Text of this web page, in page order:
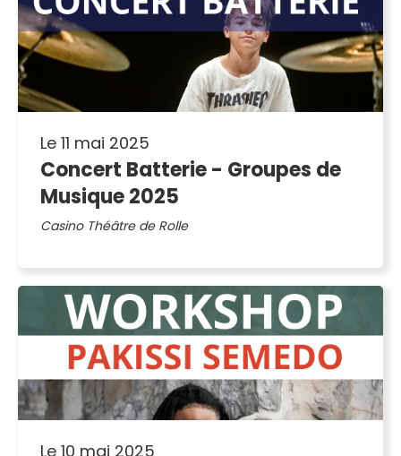
Le 11 mai 2025
Concert Batterie - Groupes de
Musique 2025
Casino Théâtre de Rolle
Le 10 mai 2025